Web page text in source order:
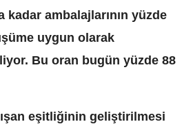
kadar ambalajlarının yüzde
uygun olarak
Bu oran bugün yüzde 88
eşitliğinin geliştirilmesi